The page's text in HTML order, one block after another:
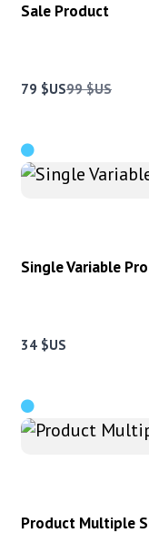
Sale Product
79 $USCompare
99 $US
Single Variable
34 $US
Product Multiple